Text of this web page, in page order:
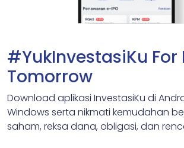
#YukInvestasiKu For
Tomorrow
Download aplikasi InvestasiKu di
Windows serta nikmati kemudahan
saham, reksa dana, obligasi, dan